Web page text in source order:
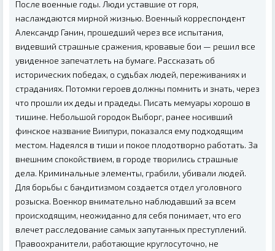
После военные годы. Люди уставшие от горя,
наслаждаются мирной жизнью. Военный корреспондент
Александр Ганин, прошедший через все испытания,
видевший страшные сражения, кровавые бои — решил все
увиденное запечатлеть на бумаге. Рассказать об
исторических победах, о судьбах людей, переживаниях и
страданиях. Потомки героев должны помнить и знать, через
что прошли их деды и прадеды. Писать мемуары хорошо в
тишине. Небольшой городок Выборг, ранее носивший
финское название Виипури, показался ему подходящим
местом. Надеялся в тиши и покое плодотворно работать. За
внешним спокойствием, в городе творились страшные
дела. Криминальные элементы, грабили, убивали людей.
Для борьбы с бандитизмом создается отдел уголовного
розыска. Военкор внимательно наблюдавший за всем
происходящим, неожиданно для себя понимает, что его
влечет расследование самых запутанных преступлений.
Правоохранители, работающие круглосуточно, не